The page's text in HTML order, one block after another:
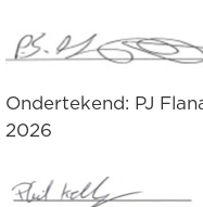
Ondertekend: PJ
2026